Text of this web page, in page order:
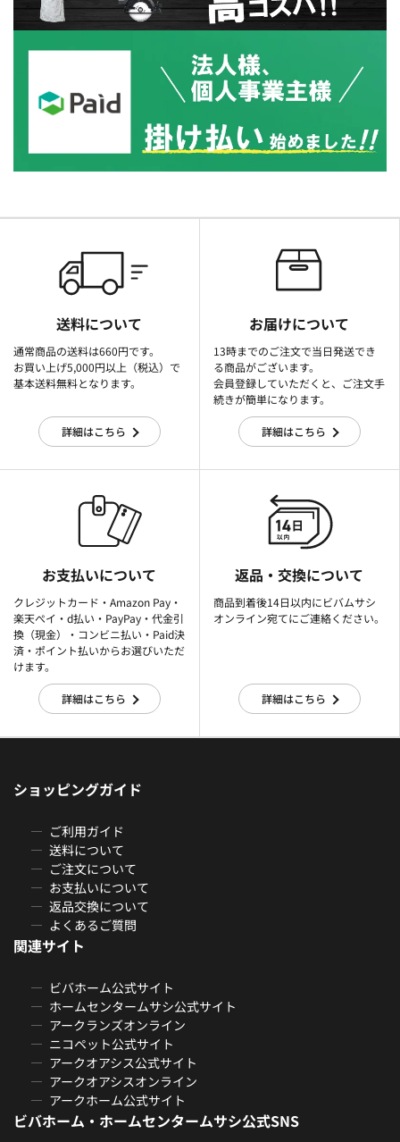
送料について
通常商品の送料は660円です。
お買い上げ5,000円以上（税込）で
基本送料無料となります。
詳細はこちら
お届けについて
13時までのご注文で当日発送でき
る商品がございます。
会員登録していただくと、ご注文手
続きが簡単になります。
詳細はこちら
お支払いについて
クレジットカード・Amazon Pay・
楽天ぺイ・d払い・PayPay・代金引
換（現金）・コンビニ払い・Paid決
済・ポイント払いからお選びいただ
けます。
詳細はこちら
返品・交換について
商品到着後14日以内にビバムサシ
オンライン宛てにご連絡ください。
詳細はこちら
ショッピングガイド
ご利用ガイド
送料について
ご注文について
お支払いについて
返品交換について
よくあるご質問
関連サイト
ビバホーム公式サイト
ホームセンタームサシ公式サイト
アークランズオンライン
ニコペット公式サイト
アークオアシス公式サイト
アークオアシスオンライン
アークホーム公式サイト
ビバホーム・ホームセンタームサシ公式SNS